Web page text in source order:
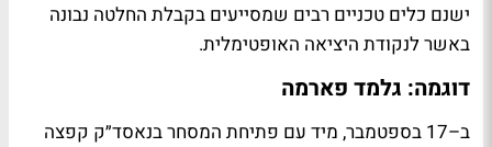
ישנם כלים טכניים רבים שמסייעים בקבלת החלטה נבונה
באשר לנקודת היציאה האופטימלית.
דוגמה: גלמד פארמה
ב–17 בספטמבר, מיד עם פתיחת המסחר בנאסד״ק קפצה